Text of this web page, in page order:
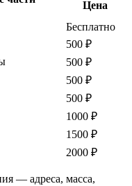
Цена
Бесплатно
500 ₽
500 ₽
500 ₽
500 ₽
1000 ₽
1500 ₽
2000 ₽
— адреса, масса,